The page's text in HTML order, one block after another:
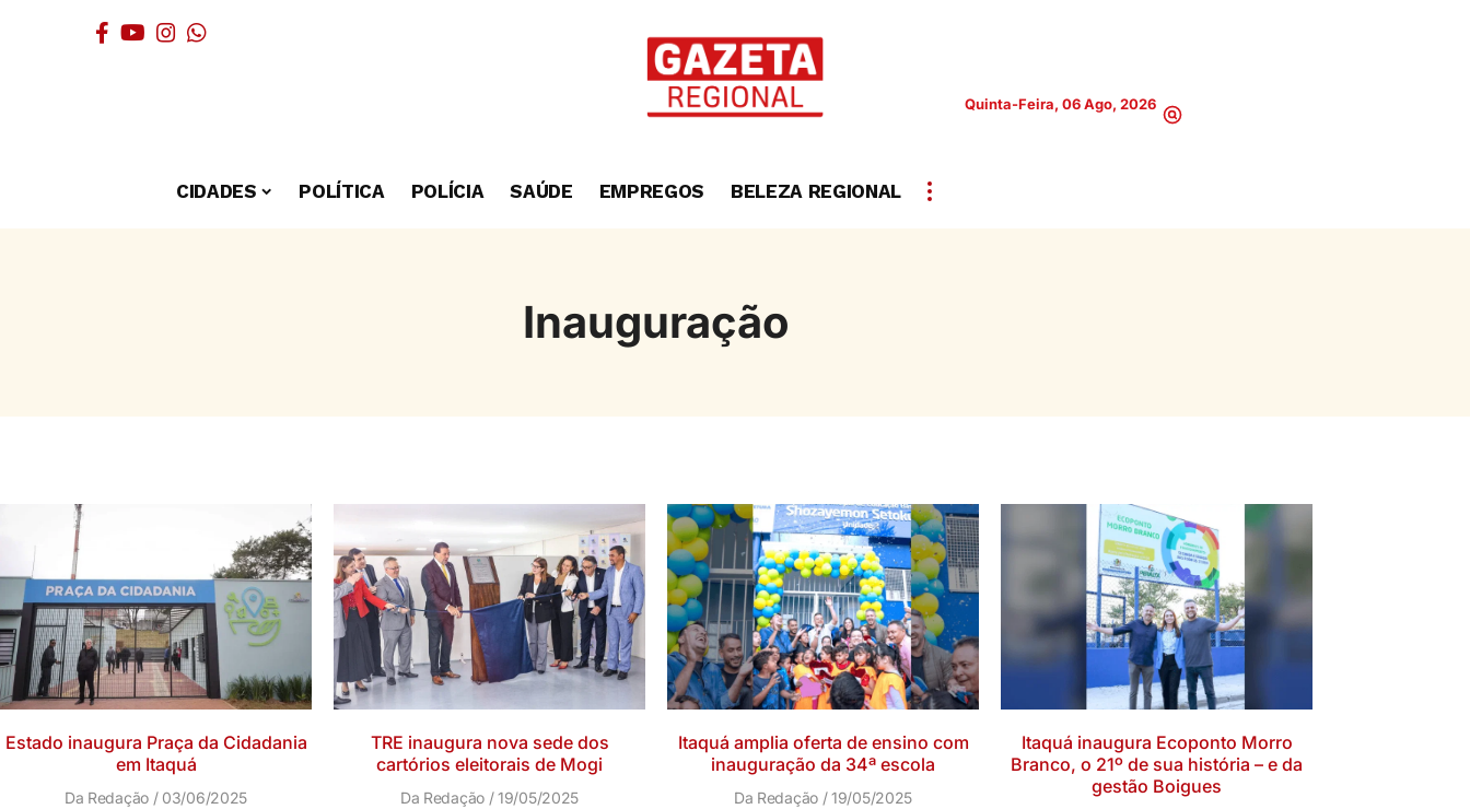
Quinta-Feira, 06 Ago, 2026
CIDADES POLÍTICA POLÍCIA SAÚDE EMPREGOS BELEZA REGIONAL
Inauguração
Estado inaugura Praça da Cidadania
em Itaquá
Da Redação 03/06/2025
TRE inaugura nova sede dos
cartórios eleitorais de Mogi
Da Redação 19/05/2025
Itaquá amplia oferta de ensino com
inauguração da 34ª escola
Da Redação 19/05/2025
Itaquá inaugura Ecoponto Morro
Branco, o 21º de sua história – e da
gestão Boigues